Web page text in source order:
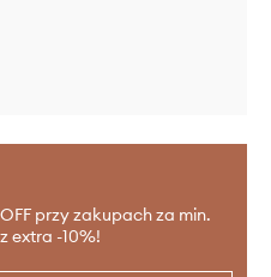
przy zakupach za min.
extra -10%!